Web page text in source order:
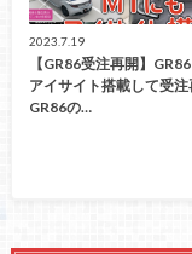
2023.7.19
【GR86受注再開】
アイサイト搭載して受注
GR86の…